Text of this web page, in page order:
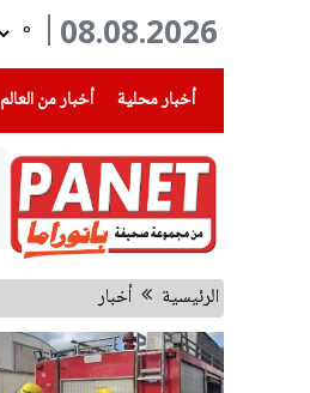
08.08.2026
°
أخبار محلية
(current) أخبار من العالم
الرئيسية أخبار